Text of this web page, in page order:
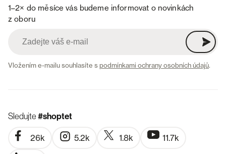
1–2× do měsíce vás budeme informovat o novinkách
z oboru
Vložením e-mailu souhlasíte spodmínkami ochrany osobních údajů.
Sledujte#shoptet
26k 5.2k 1.8k 11.7k